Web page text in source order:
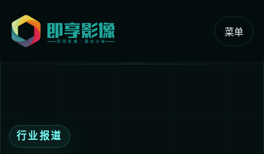
菜单
行业报道